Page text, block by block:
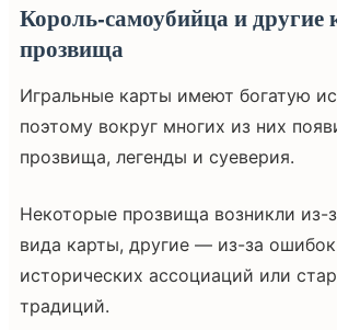
Король-самоубийца и другие
прозвища
Игральные карты имеют богатую
поэтому вокруг многих из них
прозвища, легенды и суеверия.
Некоторые прозвища возникли из-
вида карты, другие — из-за ошибок
исторических ассоциаций или
традиций.